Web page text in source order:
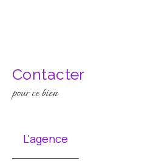
Contacter
pour ce bien
L'agence